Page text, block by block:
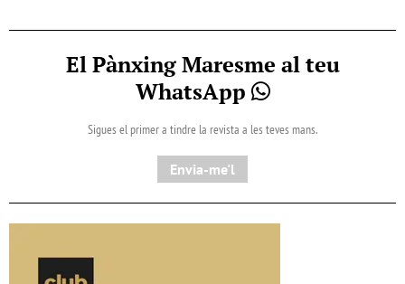
El Pànxing Maresme al teu
WhatsApp
Sigues el primer a tindre la revista a les teves mans.
Envia-me'l